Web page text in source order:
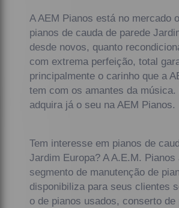
A AEM Pianos está no mercado
pianos de cauda de parede
desde novos, quanto
com extrema perfeição, total
principalmente o carinho que a
tem com os amantes da música.
adquira já o seu na AEM Pianos.
Tem interesse em pianos de
Jardim Europa? A A.E.M. Pianos
segmento de manutenção de
disponibiliza para seus clientes
o de pianos usados, conserto de